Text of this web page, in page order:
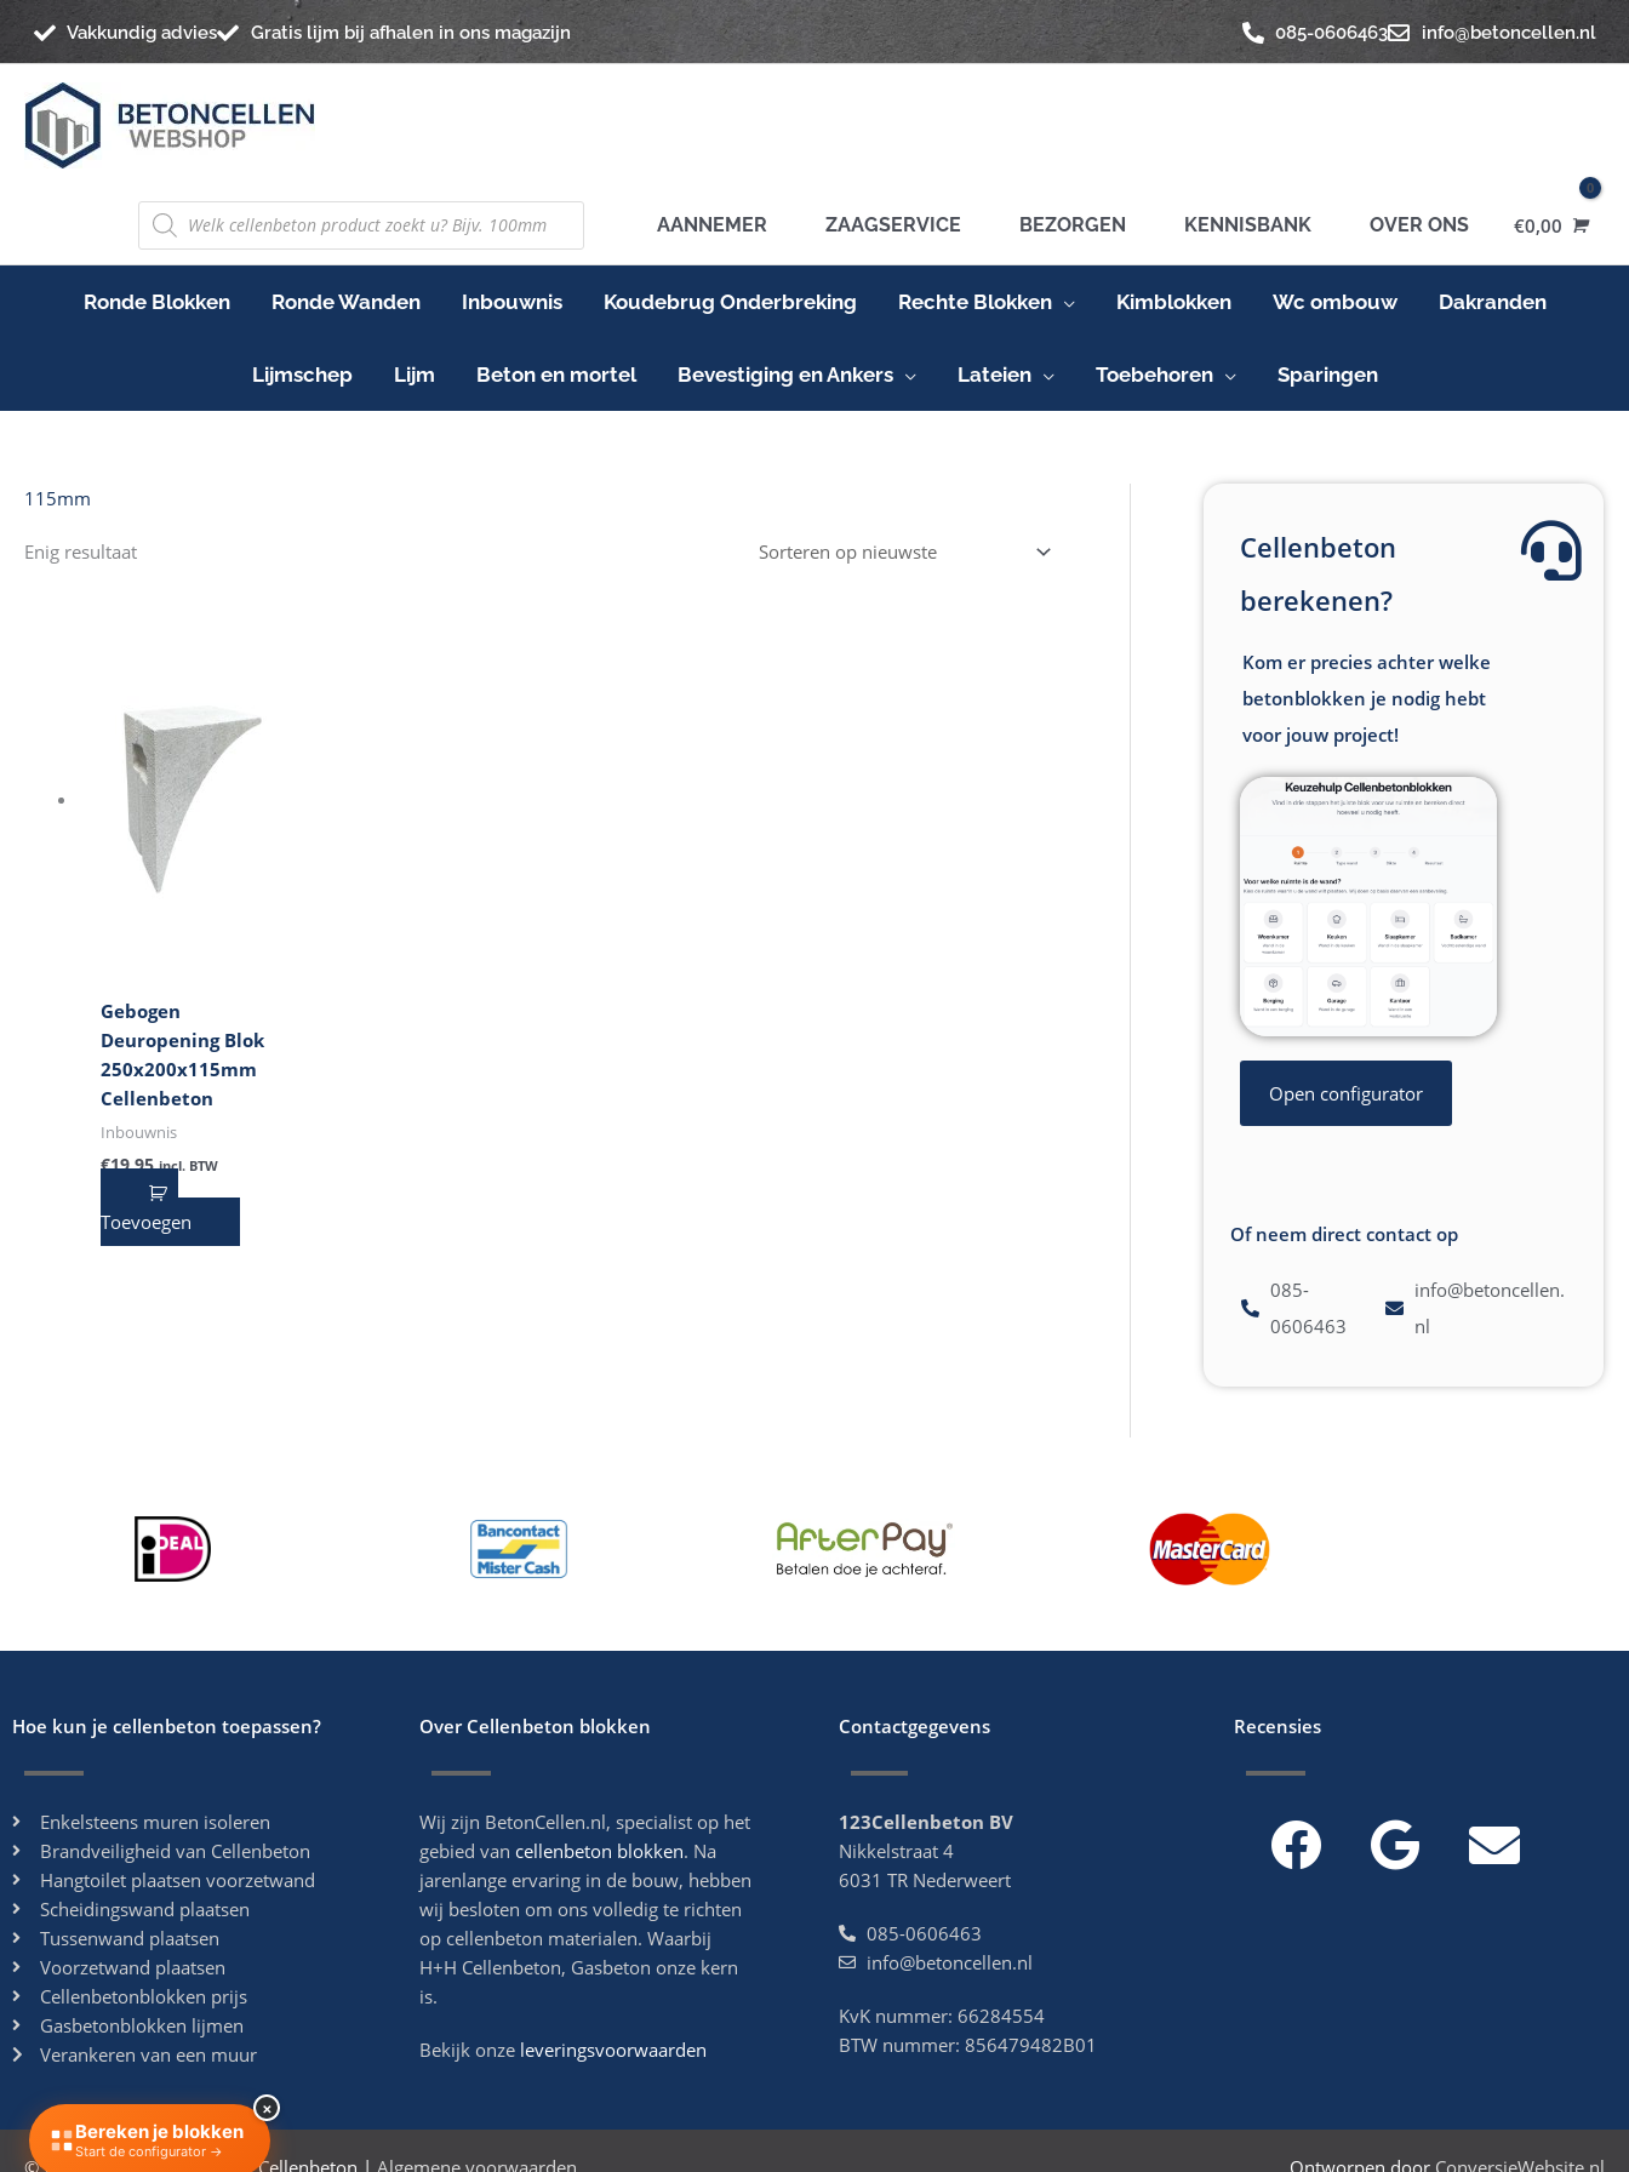
Bereken je blokken
Start de configurator →
×
naar
de
inhoud
Vakkundig advies Gratis lijm bij afhalen in ons magazijn 085-0606463 info@betoncellen.nl
PRODUCTEN
ZOEKEN
AANNEMER ZAAGSERVICE BEZORGEN KENNISBANK OVER ONS €0,00
Ronde Blokken Ronde Wanden Inbouwnis Koudebrug Onderbreking Rechte Blokken Kimblokken Wc ombouw Dakranden
Lijmschep Lijm Beton en mortel Bevestiging en Ankers Lateien Toebehoren Sparingen
115mm
Enig resultaat
Gebogen
Deuropening Blok
250x200x115mm
Cellenbeton
Inbouwnis
€19,95 incl. BTW
Toevoegen
Cellenbeton
berekenen?
Kom er precies achter welke
betonblokken je nodig hebt
voor jouw project!
Open configurator
Of neem direct contact op
085-
0606463
info@betoncellen.
nl
Hoe kun je cellenbeton toepassen?
Enkelsteens muren isoleren
Brandveiligheid van Cellenbeton
Hangtoilet plaatsen voorzetwand
Scheidingswand plaatsen
Tussenwand plaatsen
Voorzetwand plaatsen
Cellenbetonblokken prijs
Gasbetonblokken lijmen
Verankeren van een muur
Over Cellenbeton blokken
Wij zijn BetonCellen.nl, specialist op het
gebied van cellenbeton blokken. Na
jarenlange ervaring in de bouw, hebben
wij besloten om ons volledig te richten
op cellenbeton materialen. Waarbij
H+H Cellenbeton, Gasbeton onze kern
is.
Bekijk onze leveringsvoorwaarden
Contactgegevens
123Cellenbeton BV
Nikkelstraat 4
6031 TR Nederweert
085-0606463
info@betoncellen.nl
KvK nummer: 66284554
BTW nummer: 856479482B01
Recensies
© 2026 BETONCELLEN.NL - Cellenbeton | Algemene voorwaarden Ontworpen door ConversieWebsite.nl